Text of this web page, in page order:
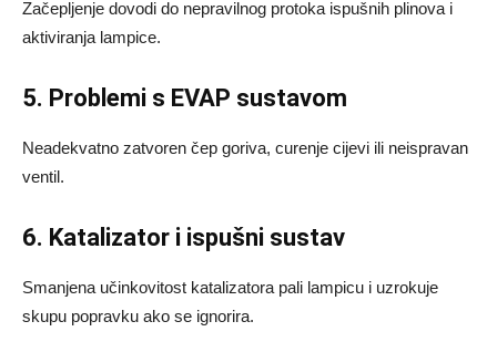
Začepljenje dovodi do nepravilnog protoka ispušnih plinova i
aktiviranja lampice.
5. Problemi s EVAP sustavom
Neadekvatno zatvoren čep goriva, curenje cijevi ili neispravan
ventil.
6. Katalizator i ispušni sustav
Smanjena učinkovitost katalizatora pali lampicu i uzrokuje
skupu popravku ako se ignorira.